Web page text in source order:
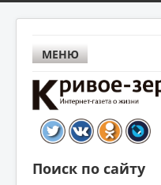
МЕНЮ
Поиск по сайту